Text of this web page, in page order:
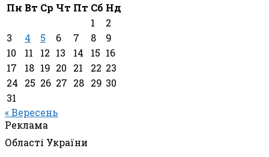
Пн Вт Ср Чт Пт Сб Нд
1
2
3
4 5 6 7 8
9
10
11 12 13 14 15 16
17
18 19 20 21 22 23
24
25 26 27 28 29 30
31
« Вересень
Реклама
Області України